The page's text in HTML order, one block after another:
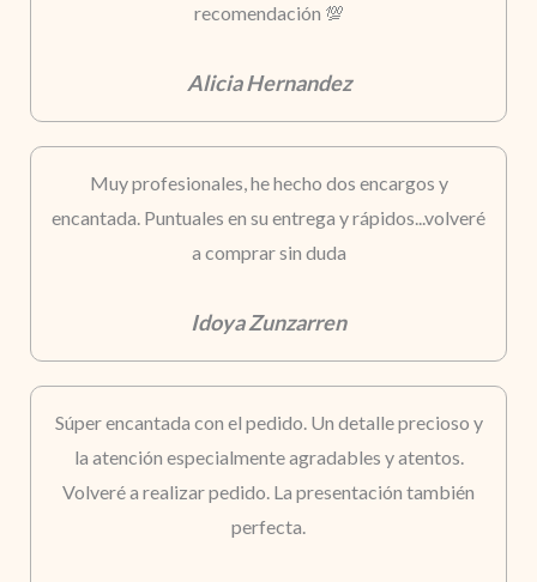
recomendación 💯
Alicia Hernandez
Muy profesionales, he hecho dos encargos y
encantada. Puntuales en su entrega y rápidos...volveré
a comprar sin duda
Idoya Zunzarren
Súper encantada con el pedido. Un detalle precioso y
la atención especialmente agradables y atentos.
Volveré a realizar pedido. La presentación también
perfecta.